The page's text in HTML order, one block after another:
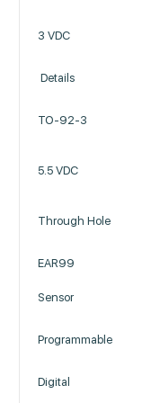
3 VDC
Details
TO-92-3
5.5 VDC
Through Hole
EAR99
Sensor
Programmable
Digital